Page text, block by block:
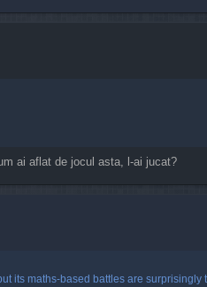
ai aflat de jocul asta, l-ai jucat?
its maths-based battles are surprisingly